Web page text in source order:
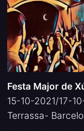
Festa Major de
15-10-2021/17-
Terrassa-